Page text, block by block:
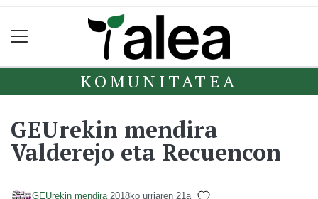
KOMUNITATEA
GEUrekin mendira
Valderejo eta Recuencon
GEUrekin mendira 2018ko urriaren 21a